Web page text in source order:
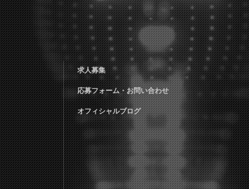
求人募集
応募フォーム・お問い合わせ
オフィシャルブログ